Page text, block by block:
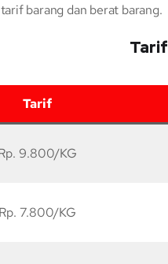
barang dan berat barang.
Tarif
9.800/KG
Rp. 7.800/KG